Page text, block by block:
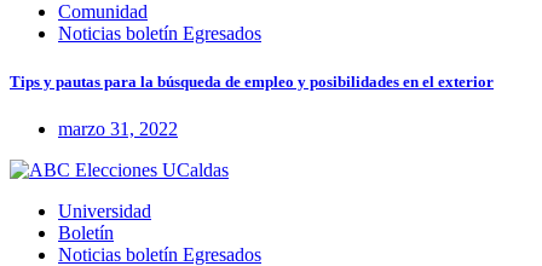
Comunidad
Noticias boletín Egresados
Tips y pautas para la búsqueda de empleo y posibilidades en el exterior
marzo 31, 2022
Universidad
Boletín
Noticias boletín Egresados